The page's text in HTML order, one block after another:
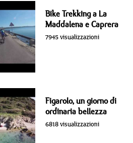
Bike Trekking a La
Maddalena e Caprera
7945 visualizzazioni
Figarolo, un giorno di
ordinaria bellezza
6818 visualizzazioni